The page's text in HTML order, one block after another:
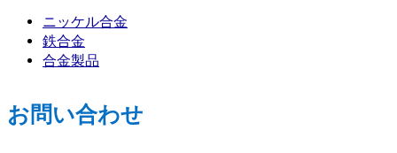
ニッケル合金
鉄合金
合金製品
お問い合わせ